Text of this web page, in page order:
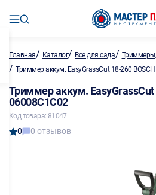
Главная/ Каталог/ Все для сада/ Триммеры
/ Триммер аккум. EasyGrassCut 18-260
Триммер аккум. EasyGrassCut
06008C1C02
Код товара: 81047
0 0 отзывов